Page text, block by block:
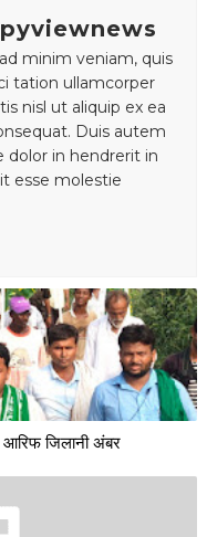
minim veniam, quis
tation ullamcorper
nisl ut aliquip ex ea
Duis autem
dolor in hendrerit in
esse molestie
आरिफ जिलानी अंबर